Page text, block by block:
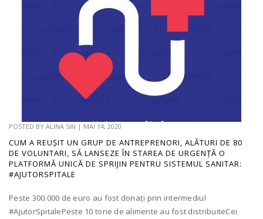
POSTED BY ALINA SIN | MAI 14, 2020
CUM A REUȘIT UN GRUP DE ANTREPRENORI, ALĂTURI DE 80
DE VOLUNTARI, SĂ LANSEZE ÎN STAREA DE URGENȚĂ O
PLATFORMĂ UNICĂ DE SPRIJIN PENTRU SISTEMUL SANITAR:
#AJUTORSPITALE
Peste 300.000 de euro au fost donați prin intermediul
#AjutorSpitalePeste 10 tone de alimente au fost distribuiteCei